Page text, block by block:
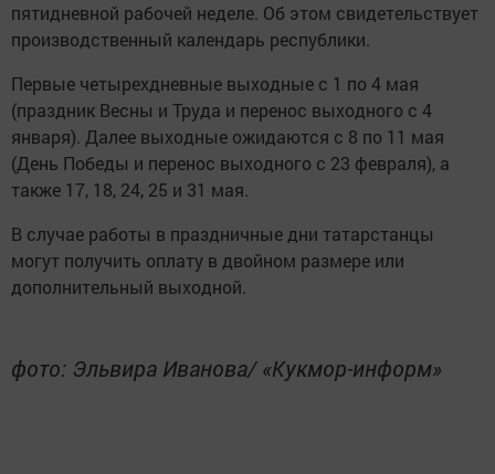
пятидневной рабочей неделе. Об этом свидетельствует
производственный календарь республики.
Первые четырехдневные выходные с 1 по 4 мая
(праздник Весны и Труда и перенос выходного с 4
января). Далее выходные ожидаются с 8 по 11 мая
(День Победы и перенос выходного с 23 февраля), а
также 17, 18, 24, 25 и 31 мая.
В случае работы в праздничные дни татарстанцы
могут получить оплату в двойном размере или
дополнительный выходной.
фото: Эльвира Иванова/ «Кукмор-информ»